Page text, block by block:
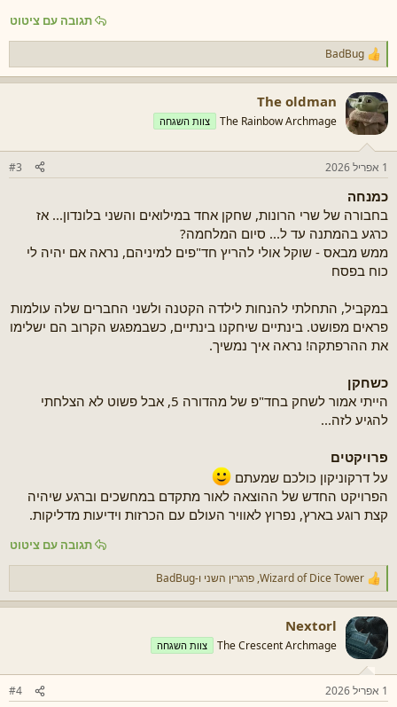
תגובה עם ציטוט
ר
ג
ש
ו
ת
:
BadBug
The oldman
The Rainbow Archmage צוות השגחה
1 אפריל 2026 #3
כמנחה
בחבורה של שרי הרונות, שחקן אחד במילואים והשני בלונדון... אז
כרגע בהמתנה עד ל... סיום המלחמה?
ממש מבאס - שוקל אולי להריץ חד"פים למיניהם, נראה אם יהיה לי
כוח בפסח
במקביל, התחלתי להנחות לילדה הקטנה ולשני החברים שלה עולמות
פראים מפושט. בינתיים שיחקנו בינתיים, כשבמפגש הקרוב הם ישלימו
את ההרפתקה! נראה איך נמשיך.
כשחקן
הייתי אמור לשחק בחד"פ של מהדורה 5, אבל פשוט לא הצלחתי
להגיע לזה...
פרויקטים
על דרקוניקון כולכם שמעתם
הפרויקט החדש של ההוצאה לאור מתקדם במחשכים וברגע שיהיה
קצת רוגע בארץ, נפרוץ לאוויר העולם עם הכרזות וידיעות מדליקות.
תגובה עם ציטוט
ר
ג
ש
ת
:
Wizard of Dice Tower
, פרגרין השני ו-BadBug
Nextorl
The Crescent Archmage צוות השגחה
1 אפריל 2026 #4